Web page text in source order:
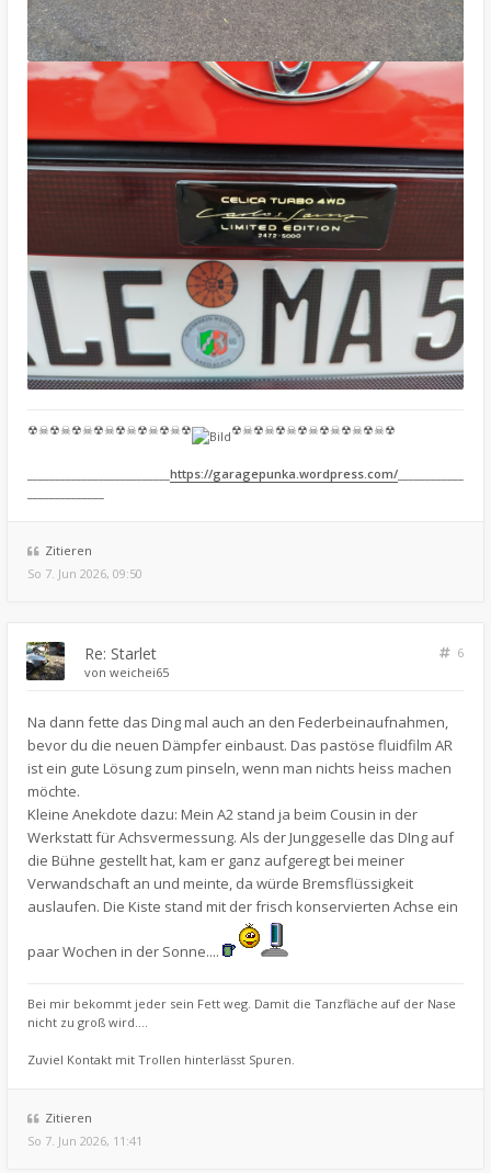
☢☠☢☠☢☠☢☠☢☠☢☠☢☠☢ ☢☠☢☠☢☠☢☠☢☠☢☠☢☠☢
https://garagepunka.wordpress.com/
Zitieren
So 7. Jun 2026, 09:50
Re: Starlet
6
von weichei65
Na dann fette das Ding mal auch an den Federbeinaufnahmen,
bevor du die neuen Dämpfer einbaust. Das pastöse fluidfilm AR
ist ein gute Lösung zum pinseln, wenn man nichts heiss machen
möchte.
Kleine Anekdote dazu: Mein A2 stand ja beim Cousin in der
Werkstatt für Achsvermessung. Als der Junggeselle das DIng auf
die Bühne gestellt hat, kam er ganz aufgeregt bei meiner
Verwandschaft an und meinte, da würde Bremsflüssigkeit
auslaufen. Die Kiste stand mit der frisch konservierten Achse ein
paar Wochen in der Sonne....
Bei mir bekommt jeder sein Fett weg. Damit die Tanzfläche auf der Nase
nicht zu groß wird....
Zuviel Kontakt mit Trollen hinterlässt Spuren.
Zitieren
So 7. Jun 2026, 11:41